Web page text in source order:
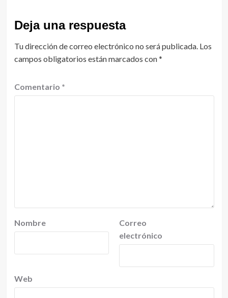
Deja una respuesta
Tu dirección de correo electrónico no será publicada. Los
campos obligatorios están marcados con*
Comentario *
Nombre
Correo
electrónico
Web